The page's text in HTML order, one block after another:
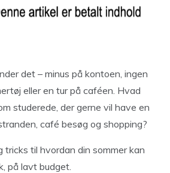
det – minus på kontoen, ingen
eller en tur på caféen. Hvad
studerede, der gerne vil have en
café besøg og shopping?
tricks til hvordan din sommer kan
på lavt budget.